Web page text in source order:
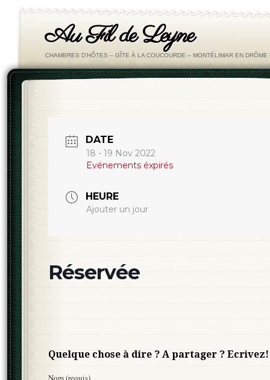
Au Fil de Leyne
CHAMBRES D'HÔTES – GÎTE À LA COUCOURDE – MONTÉLIMAR EN DRÔME
DATE
18 - 19 Nov 2022
Evénements éxpirés
HEURE
Ajouter un jour
Réservée
Quelque chose à dire ? A partager ? Ecrivez!
Nom (requis)